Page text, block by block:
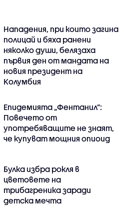
Нападения, при които загина
полицай и бяха ранени
няколко души, белязаха
първия ден от мандата на
новия президент на
Колумбия
Епидемията „Фентанил”:
Повечето от
употребяващите не знаят,
че купуват мощния опиоид
Булка избра рокля в
цветовете на
трибагреника заради
детска мечта